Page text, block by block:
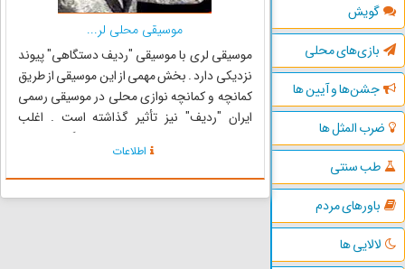
گویش
بازی‌های محلی
جشن‌ها و آیین ها
ضرب المثل ها
طب سنتی
باورهای مردم
لالایی ها
موسیقی محلی لر...
موسیقی لری با موسیقی "ردیف دستگاهی" پیوند
نزدیکی دارد . بخش مهمی از این موسیقی از طریق
کمانچه و کمانچه نوازی محلی در موسیقی رسمی
ایران "ردیف" نیز تأثیر گذاشته است . اغلب
موسیقی‌های محلی لرستان در دستگاه ماهور و
بیش‌تر با ساز کمانچه اجرا می‌شوند . موسیقی‌های
لرستان به چهار بخش موسیقی ک...
اطلاعات